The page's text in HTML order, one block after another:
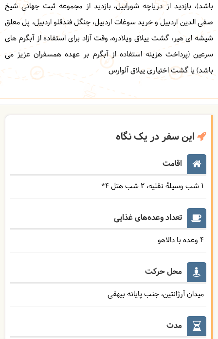
باشد)، بازدید از دریاچه شورابیل، بازدید از مجموعه ثبت جهانی شیخ
صفی الدین اردبیل و خرید سوغات اردبیل، جنگل فندقلو اردبیل، پل معلق
شیشه ای هیر، گشت ییلاق ویلادره، وقت آزاد برای استفاده از آبگرم های
سرعین (پرداخت هزینه استفاده از آبگرم بر عهده همسفران عزیز می
باشد) یا گشت اختیاری ییلاق آلوارس
این سفر در یک نگاه
اقامت
1 شب وسیلۀ نقلیه 2 شب هتل ۴*
تعداد وعده‌های غذایی
4 وعده با دالاهو
محل حرکت
میدان آرژانتین، جنب پایانه بیهقی
مدت